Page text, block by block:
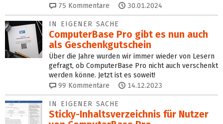
75 Kommentare 30.01.2024
IN EIGENER SACHE
ComputerBase Pro gibt es nun auch
als Geschenkgutschein
Über die Jahre wurden wir immer wieder von Lesern
gefragt, ob ComputerBase Pro nicht auch verschenkt
werden könne. Jetzt ist es soweit!
99 Kommentare 14.12.2023
IN EIGENER SACHE
Sticky-Inhaltsverzeichnis für Nutzer